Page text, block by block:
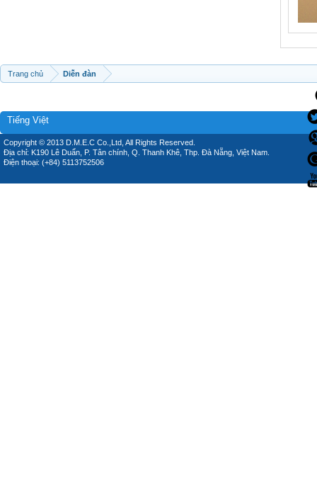
Trang chủ Diễn đàn
Tiếng Việt
Copyright © 2013 D.M.E.C Co.,Ltd, All Rights Reserved.
Địa chỉ: K190 Lê Duẩn, P. Tân chính, Q. Thanh Khê, Thp. Đà Nẵng, Việt Nam.
Điện thoại: (+84) 5113752506